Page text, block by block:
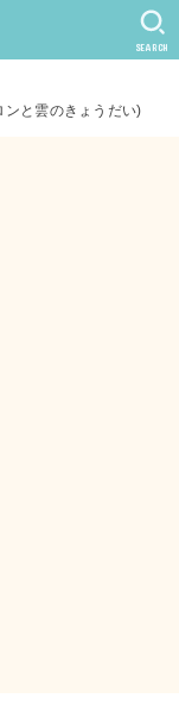
SEARCH
ンと雲のきょうだい)